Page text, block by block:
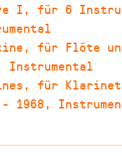
I, für 6
, für Flöte
Instrumental
, für
1968,